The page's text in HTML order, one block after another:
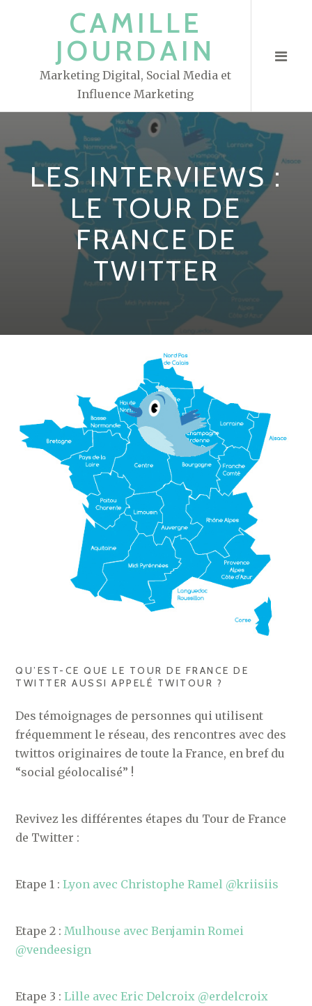
n
CAMILLE
JOURDAIN
Marketing Digital, Social Media et
Influence Marketing
LES INTERVIEWS :
LE TOUR DE
FRANCE DE
TWITTER
QU’EST-CE QUE LE TOUR DE FRANCE DE
TWITTER AUSSI APPELÉ TWITOUR ?
Des témoignages de personnes qui utilisent
fréquemment le réseau, des rencontres avec des
twittos originaires de toute la France, en bref du
“social géolocalisé” !
Revivez les différentes étapes du Tour de France
de Twitter :
Etape 1 :Lyon avec Christophe Ramel @kriisiis
Etape 2 :Mulhouse avec Benjamin Romei
@vendeesign
Etape 3 :Lille avec Eric Delcroix @erdelcroix